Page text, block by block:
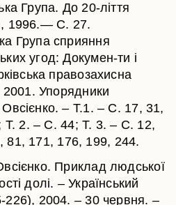
Група. До 20-ліття
1996.— С. 27.
Група сприяння
угод: Докумен-ти і
правозахисна
2001. Упорядники
– Т.1. – С. 17, 31,
Т. 2. – С. 44; Т. 3. – С. 12,
81, 171, 176, 199, 244.
Приклад людської
долі. – Український
2004. – 30 червня. –